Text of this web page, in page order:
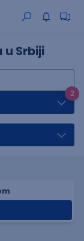
u Srbiji
2